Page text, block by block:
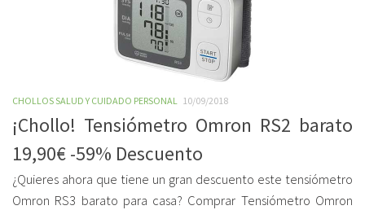
CHOLLOS SALUD Y CUIDADO PERSONAL 10/09/2018
¡Chollo! Tensiómetro Omron RS2 barato
19,90€ -59% Descuento
¿Quieres ahora que tiene un gran descuento este tensiómetro
Omron RS3 barato para casa? Comprar Tensiómetro Omron